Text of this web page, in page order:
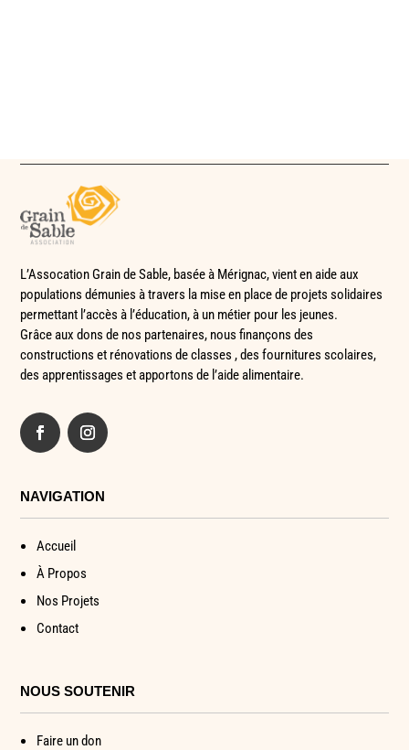
L’Assocation Grain de Sable, basée à Mérignac, vient en aide aux
populations démunies à travers la mise en place de projets solidaires
permettant l’accès à l’éducation, à un métier pour les jeunes.
Grâce aux dons de nos partenaires, nous finançons des
constructions et rénovations de classes , des fournitures scolaires,
des apprentissages et apportons de l’aide alimentaire.
NAVIGATION
Accueil
À Propos
Nos Projets
Contact
NOUS SOUTENIR
Faire un don